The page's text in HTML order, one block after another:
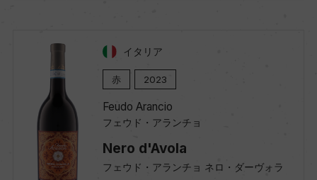
イタリア
赤 2023
Feudo Arancio
フェウド・アランチョ
Nero d'Avola
フェウド・アランチョ ネロ・ダーヴォラ